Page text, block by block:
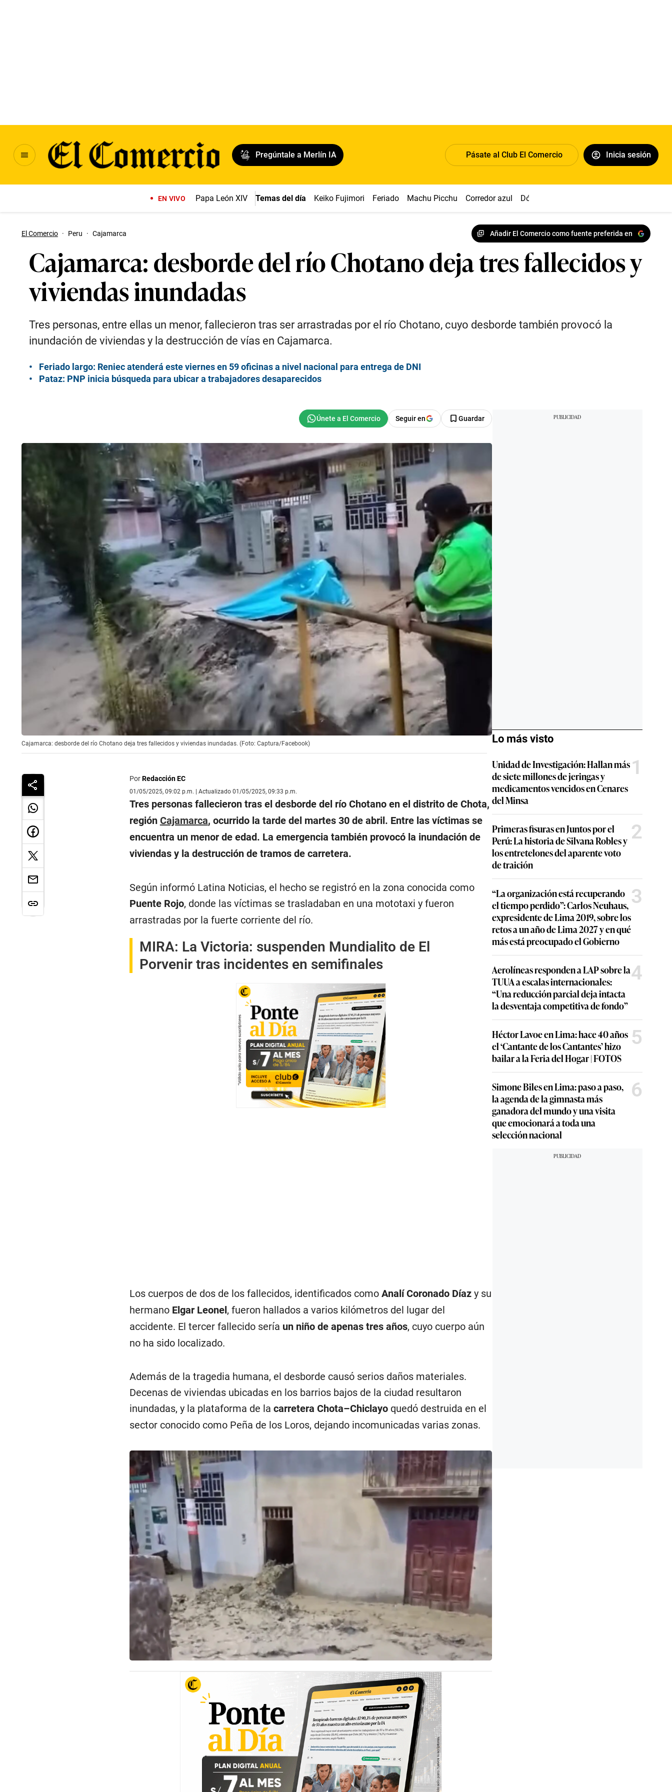
Pregúntale a Merlín IA Pásate al Club El Comercio Inicia sesión
EN VIVO Papa León XIV Temas del día Keiko Fujimori Feriado Machu Picchu Corredor azul Dólar
El Comercio · Peru · Cajamarca Añadir El Comercio como fuente preferida en
Cajamarca: desborde del río Chotano deja tres fallecidos y
viviendas inundadas
Tres personas, entre ellas un menor, fallecieron tras ser arrastradas por el río Chotano, cuyo desborde también provocó la
inundación de viviendas y la destrucción de vías en Cajamarca.
Feriado largo: Reniec atenderá este viernes en 59 oficinas a nivel nacional para entrega de DNI
Pataz: PNP inicia búsqueda para ubicar a trabajadores desaparecidos
Seguir en Guardar
Cajamarca: desborde del río Chotano deja tres fallecidos y viviendas inundadas. (Foto: Captura/Facebook)
PorRedacción EC
01/05/2025, 09:02 p.m. | Actualizado 01/05/2025, 09:33 p.m.
Tres personas fallecieron tras el desborde del río Chotano en el distrito de Chota,
región Cajamarca, ocurrido la tarde del martes 30 de abril. Entre las víctimas se
encuentra un menor de edad. La emergencia también provocó la inundación de
viviendas y la destrucción de tramos de carretera.
Según informó Latina Noticias, el hecho se registró en la zona conocida como
Puente Rojo, donde las víctimas se trasladaban en una mototaxi y fueron
arrastradas por la fuerte corriente del río.
MIRA: La Victoria: suspenden Mundialito de El
Porvenir tras incidentes en semifinales
Los cuerpos de dos de los fallecidos, identificados como Analí Coronado Díazy su
hermano Elgar Leonel, fueron hallados a varios kilómetros del lugar del
accidente. El tercer fallecido sería un niño de apenas tres años, cuyo cuerpo aún
no ha sido localizado.
Además de la tragedia humana, el desborde causó serios daños materiales.
Decenas de viviendas ubicadas en los barrios bajos de la ciudad resultaron
inundadas, y la plataforma de la carretera Chota–Chiclayo quedó destruida en el
sector conocido como Peña de los Loros, dejando incomunicadas varias zonas.
Lo más visto
Unidad de Investigación: Hallan más
de siete millones de jeringas y
medicamentos vencidos en Cenares
del Minsa
1
Primeras fisuras en Juntos por el
Perú: La historia de Silvana Robles y
los entretelones del aparente voto
de traición
2
“La organización está recuperando
el tiempo perdido”: Carlos Neuhaus,
expresidente de Lima 2019, sobre los
retos a un año de Lima 2027 y en qué
más está preocupado el Gobierno
3
Aerolíneas responden a LAP sobre la
TUUA a escalas internacionales:
“Una reducción parcial deja intacta
la desventaja competitiva de fondo”
4
Héctor Lavoe en Lima: hace 40 años
el ‘Cantante de los Cantantes’ hizo
bailar a la Feria del Hogar | FOTOS
5
Simone Biles en Lima: paso a paso,
la agenda de la gimnasta más
ganadora del mundo y una visita
que emocionará a toda una
selección nacional
6